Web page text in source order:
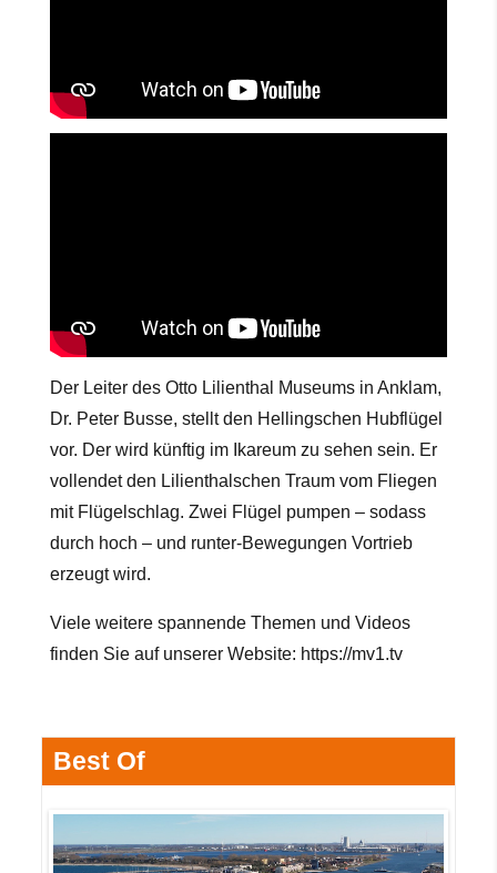
Der Leiter des Otto Lilienthal Museums in Anklam,
Dr. Peter Busse, stellt den Hellingschen Hubflügel
vor. Der wird künftig im Ikareum zu sehen sein. Er
vollendet den Lilienthalschen Traum vom Fliegen
mit Flügelschlag. Zwei Flügel pumpen – sodass
durch hoch – und runter-Bewegungen Vortrieb
erzeugt wird.
Viele weitere spannende Themen und Videos
finden Sie auf unserer Website: https://mv1.tv
Best Of